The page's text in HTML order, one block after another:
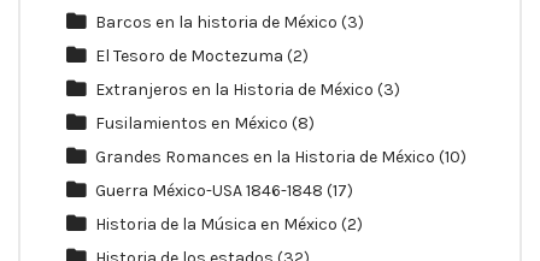
Barcos en la historia de México (3)
El Tesoro de Moctezuma (2)
Extranjeros en la Historia de México (3)
Fusilamientos en México (8)
Grandes Romances en la Historia de México (10)
Guerra México-USA 1846-1848 (17)
Historia de la Música en México (2)